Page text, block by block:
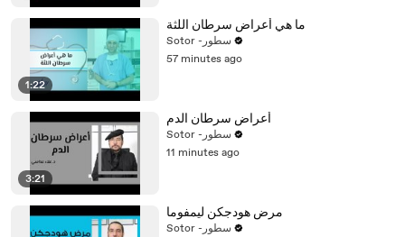
1:22
ما هي أعراض سرطان اللثة
Sotor -سطور
57 minutes ago
3:21
أعراض سرطان الدم
Sotor -سطور
11 minutes ago
مرض هودجكن ليمفوما
Sotor -سطور